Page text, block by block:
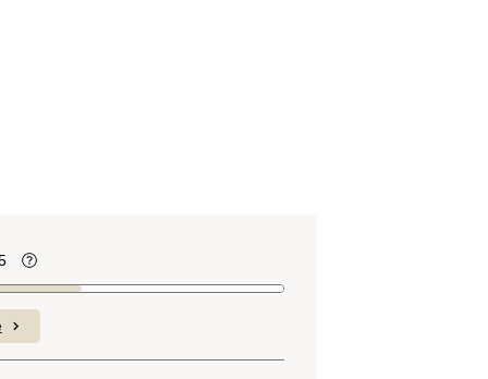
Koffiebonen bevatten, net als veel ander
van verschillende factoren, zoals het